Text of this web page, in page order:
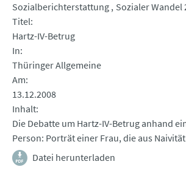
Sozialberichterstattung Sozialer Wandel
Titel
Hartz-IV-Betrug
In
Thüringer Allgemeine
Am
13.12.2008
Inhalt
Die Debatte um Hartz-IV-Betrug anhand
Person: Porträt einer Frau, die aus
Datei herunterladen